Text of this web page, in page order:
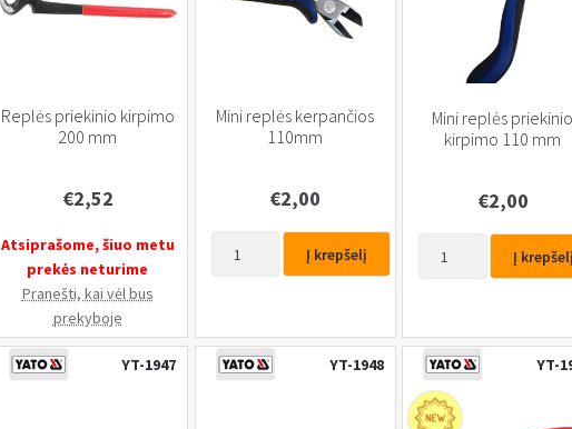
Replės priekinio kirpimo
200 mm
€2,52
Atsiprašome, šiuo metu
prekės neturime
Pranešti, kai vėl bus
prekyboje
Mini replės kerpančios
110mm
€2,00
kerpančios
110mm
Į krepšelį
Mini replės priekinio
kirpimo 110 mm
€2,00
priekinio
kirpimo
110
mm
Į krepšelį
YT-1947 YT-1948 YT-